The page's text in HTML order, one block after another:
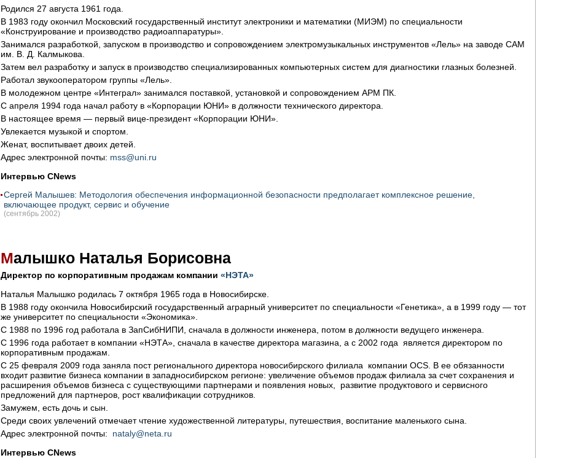
Родился 27 августа 1961 года.
В 1983 году окончил Московский государственный институт электроники и математики (МИЭМ) по специальности
«Конструирование и производство радиоаппаратуры».
Занимался разработкой, запуском в производство и сопровождением электромузыкальных инструментов «Лель» на заводе САМ
им. В. Д. Калмыкова.
Затем вел разработку и запуск в производство специализированных компьютерных систем для диагностики глазных болезней.
Работал звукооператором группы «Лель».
В молодежном центре «Интеграл» занимался поставкой, установкой и сопровождением АРМ ПК.
С апреля 1994 года начал работу в «Корпорации ЮНИ» в должности технического директора.
В настоящее время — первый вице-президент «Корпорации ЮНИ».
Увлекается музыкой и спортом.
Женат, воспитывает двоих детей.
Адрес электронной почты: mss@uni.ru
Интервью CNews
Сергей Малышев: Методология обеспечения информационной безопасности предполагает комплексное решение,
включающее продукт, сервис и обучение
(сентябрь 2002)
Малышко Наталья Борисовна
Директор по корпоративным продажам компании «НЭТА»
Наталья Малышко родилась 7 октября 1965 года в Новосибирске.
В 1988 году окончила Новосибирский государственный аграрный университет по специальности «Генетика», а в 1999 году — тот
же университет по специальности «Экономика».
С 1988 по 1996 год работала в ЗапСибНИПИ, сначала в должности инженера, потом в должности ведущего инженера.
С 1996 года работает в компании «НЭТА», сначала в качестве директора магазина, а с 2002 года является директором по
корпоративным продажам.
С 25 февраля 2009 года заняла пост регионального директора новосибирского филиала компании OCS. В ее обязанности
входит развитие бизнеса компании в западносибирском регионе: увеличение объемов продаж филиала за счет сохранения и
расширения объемов бизнеса с существующими партнерами и появления новых, развитие продуктового и сервисного
предложений для партнеров, рост квалификации сотрудников.
Замужем, есть дочь и сын.
Среди своих увлечений отмечает чтение художественной литературы, путешествия, воспитание маленького сына.
Адрес электронной почты: nataly@neta.ru
Интервью CNews